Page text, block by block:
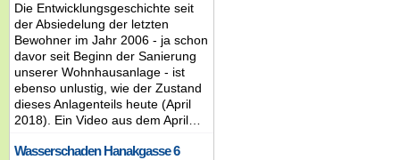
Die Entwicklungsgeschichte seit
der Absiedelung der letzten
Bewohner im Jahr 2006 - ja schon
davor seit Beginn der Sanierung
unserer Wohnhausanlage - ist
ebenso unlustig, wie der Zustand
dieses Anlagenteils heute (April
2018). Ein Video aus dem April…
Wasserschaden Hanakgasse 6